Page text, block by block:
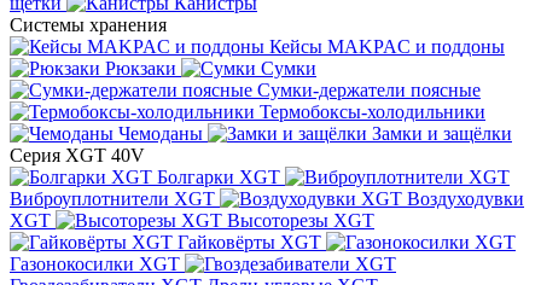
Системы хранения
Кейсы MAKPAC и поддоны
Рюкзаки
Сумки
Сумки-держатели поясные
Термобоксы-холодильники
Чемоданы
Замки и защёлки
Серия XGT 40V
Болгарки XGT
Виброуплотнители XGT
Воздуходувки
XGT
Высоторезы XGT
Гайковёрты XGT
Газонокосилки XGT